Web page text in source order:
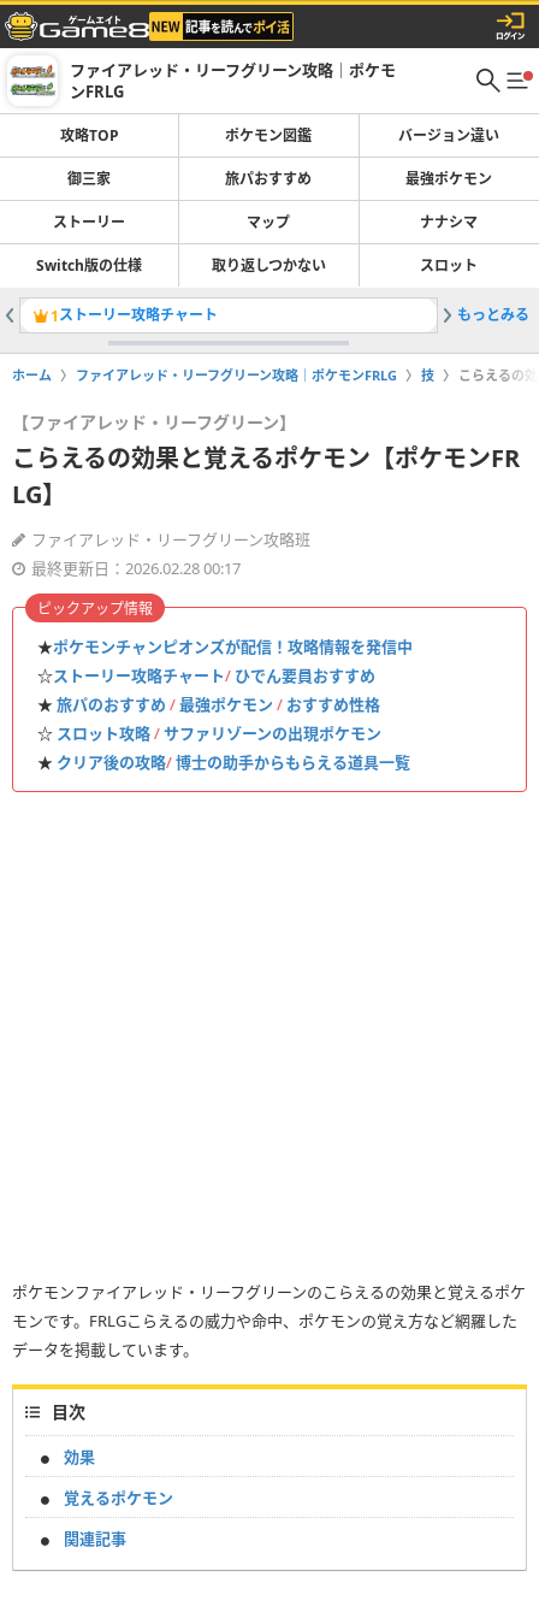
ファイアレッド・リーフグリーン攻略｜ポケモ
ンFRLG
攻略TOP ポケモン図鑑 バージョン違い
御三家 旅パおすすめ 最強ポケモン
ストーリー マップ ナナシマ
Switch版の仕様 取り返しつかない スロット
1ストーリー攻略チャート 2旅パの
もっとみる
ホーム ファイアレッド・リーフグリーン攻略｜ポケモンFRLG 技 こらえるの
【ファイアレッド・リーフグリーン】
こらえるの効果と覚えるポケモン【ポケモンFR
LG】
ファイアレッド・リーフグリーン攻略班
最終更新日：2026.02.28 00:17
★ポケモンチャンピオンズが配信！攻略情報を発信中
☆ストーリー攻略チャート/ ひでん要員おすすめ
★旅パのおすすめ /最強ポケモン / おすすめ性格
☆ スロット攻略/サファリゾーンの出現ポケモン
★ クリア後の攻略/博士の助手からもらえる道具一覧
ピックアップ情報
ポケモンファイアレッド・リーフグリーンのこらえるの効果と覚えるポケ
モンです。FRLGこらえるの威力や命中、ポケモンの覚え方など網羅した
データを掲載しています。
目次
効果
覚えるポケモン
関連記事